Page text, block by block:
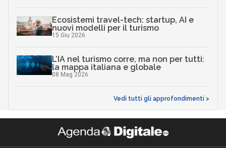
Ecosistemi travel-tech: startup, AI e
nuovi modelli per il turismo
15 Giu 2026
L’IA nel turismo corre, ma non per tutti:
la mappa italiana e globale
08 Mag 2026
Vedi tutti gli approfondimenti >